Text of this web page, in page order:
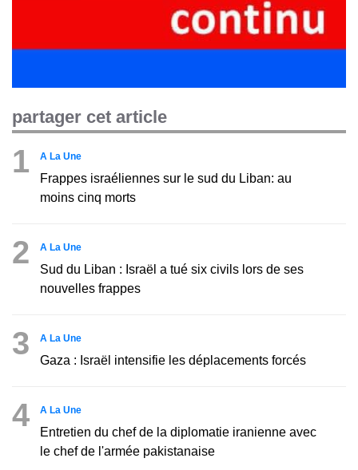
partager cet article
1 A La Une
Frappes israéliennes sur le sud du Liban: au
moins cinq morts
2 A La Une
Sud du Liban : Israël a tué six civils lors de ses
nouvelles frappes
3 A La Une
Gaza : Israël intensifie les déplacements forcés
4 A La Une
Entretien du chef de la diplomatie iranienne avec
le chef de l'armée pakistanaise